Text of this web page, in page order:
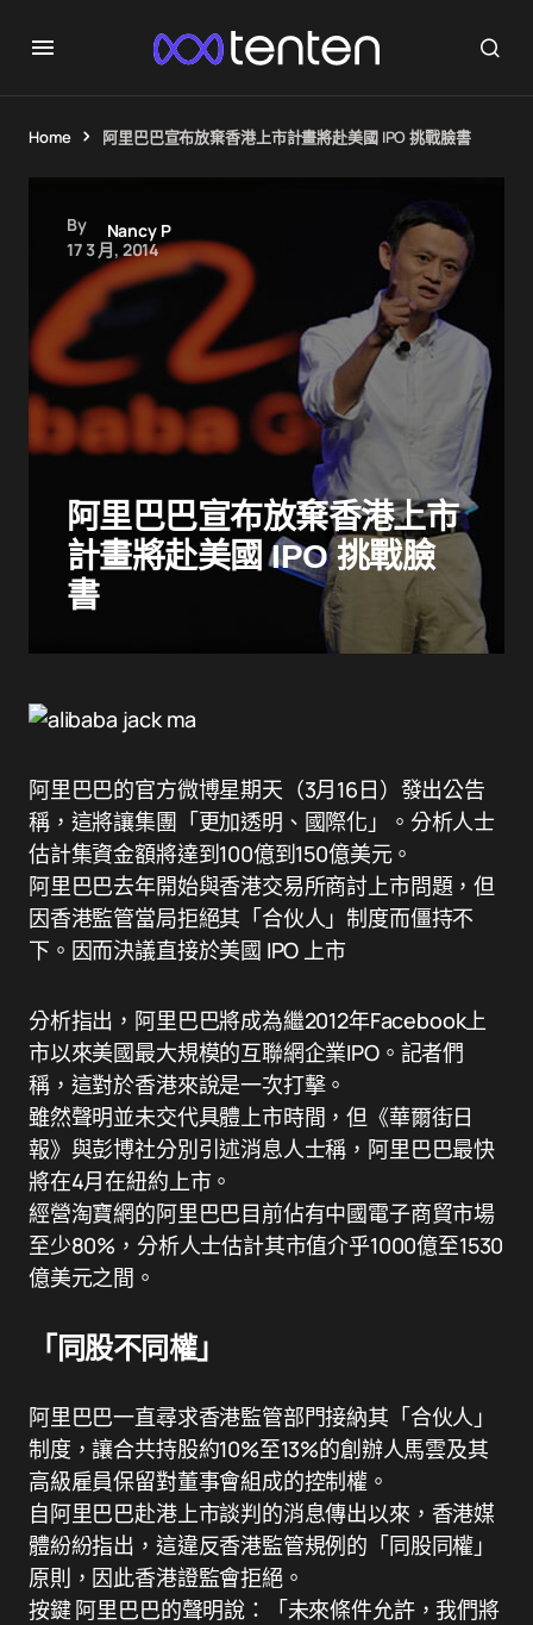
Home 阿里巴巴宣布放棄香港上市計畫將赴美國 IPO 挑戰臉書
By
Nancy P
17 3 月, 2014
阿里巴巴宣布放棄香港上市
計畫將赴美國 IPO 挑戰臉
書
阿里巴巴的官方微博星期天（3月16日）發出公告
稱，這將讓集團「更加透明、國際化」。分析人士
估計集資金額將達到100億到150億美元。
阿里巴巴去年開始與香港交易所商討上市問題，但
因香港監管當局拒絕其「合伙人」制度而僵持不
下。因而決議直接於美國 IPO 上市
分析指出，阿里巴巴將成為繼2012年Facebook上
市以來美國最大規模的互聯網企業IPO。記者們
稱，這對於香港來說是一次打擊。
雖然聲明並未交代具體上市時間，但《華爾街日
報》與彭博社分別引述消息人士稱，阿里巴巴最快
將在4月在紐約上市。
經營淘寶網的阿里巴巴目前佔有中國電子商貿市場
至少80%，分析人士估計其市值介乎1000億至1530
億美元之間。
「同股不同權」
阿里巴巴一直尋求香港監管部門接納其「合伙人」
制度，讓合共持股約10%至13%的創辦人馬雲及其
高級雇員保留對董事會組成的控制權。
自阿里巴巴赴港上市談判的消息傳出以來，香港媒
體紛紛指出，這違反香港監管規例的「同股同權」
原則，因此香港證監會拒絕。
按鍵 阿里巴巴的聲明說：「未來條件允許，我們將